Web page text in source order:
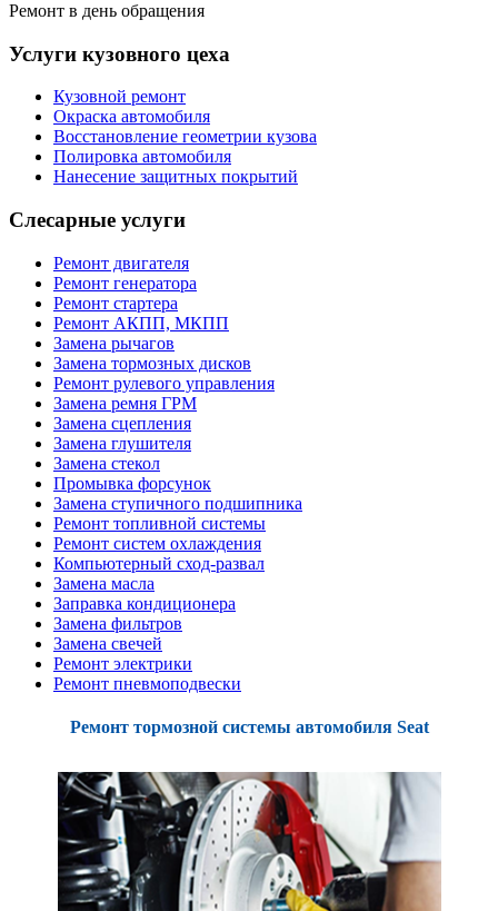
Ремонт в день обращения
Услуги кузовного цеха
Кузовной ремонт
Окраска автомобиля
Восстановление геометрии кузова
Полировка автомобиля
Нанесение защитных покрытий
Слесарные услуги
Ремонт двигателя
Ремонт генератора
Ремонт стартера
Ремонт АКПП, МКПП
Замена рычагов
Замена тормозных дисков
Ремонт рулевого управления
Замена ремня ГРМ
Замена сцепления
Замена глушителя
Замена стекол
Промывка форсунок
Замена ступичного подшипника
Ремонт топливной системы
Ремонт систем охлаждения
Компьютерный сход-развал
Замена масла
Заправка кондиционера
Замена фильтров
Замена свечей
Ремонт электрики
Ремонт пневмоподвески
Ремонт тормозной системы автомобиля Seat